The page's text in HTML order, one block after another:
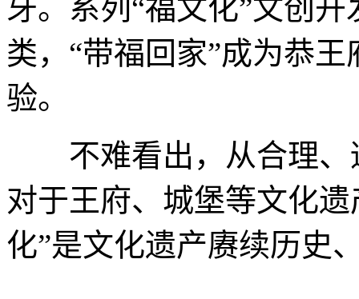
牙。系列“福文化”文创
类，“带福回家”成为恭
验。
不难看出，从合理、
对于王府、城堡等文化
化”是文化遗产赓续历史